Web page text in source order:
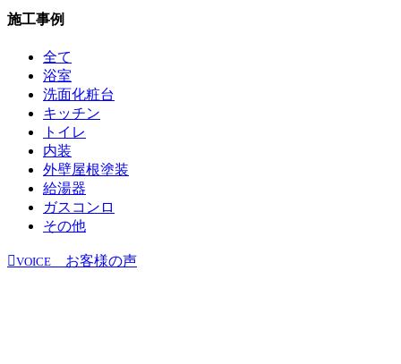
施工事例
全て
浴室
洗面化粧台
キッチン
トイレ
内装
外壁屋根塗装
給湯器
ガスコンロ
その他
VOICE お客様の声